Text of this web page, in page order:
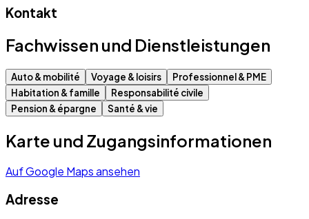
Kontakt
Fachwissen und Dienstleistungen
Auto & mobilité Voyage & loisirs
Professionnel & PME
Habitation & famille
Responsabilité civile
Pension & épargne
Santé & vie
Karte und Zugangsinformationen
Auf Google Maps ansehen
Adresse